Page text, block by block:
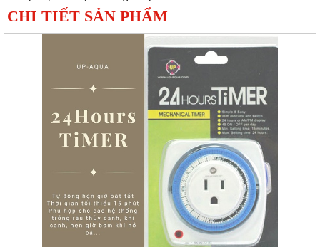
CHI TIẾT SẢN PHẨM